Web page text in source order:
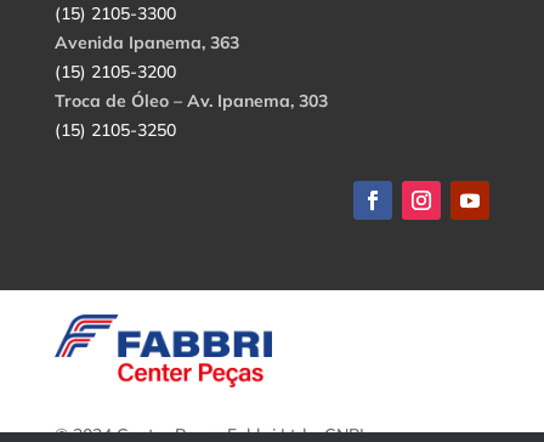
(15) 2105-3300
Avenida Ipanema, 363
(15) 2105-3200
Troca de Óleo – Av. Ipanema, 303
(15) 2105-3250
© 2024 Center Peças Fabbri Ltda. CNPJ: